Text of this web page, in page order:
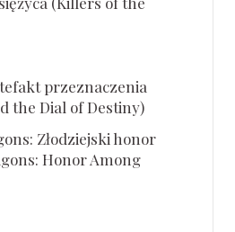
przeznaczenia
the Dial of Destiny)
Złodziejski honor
Honor Among